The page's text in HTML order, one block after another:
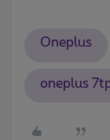
Oneplus
oneplus